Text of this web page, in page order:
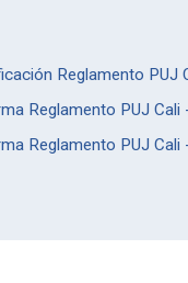
Reglamento PUJ
Reglamento PUJ Cali
Reglamento PUJ